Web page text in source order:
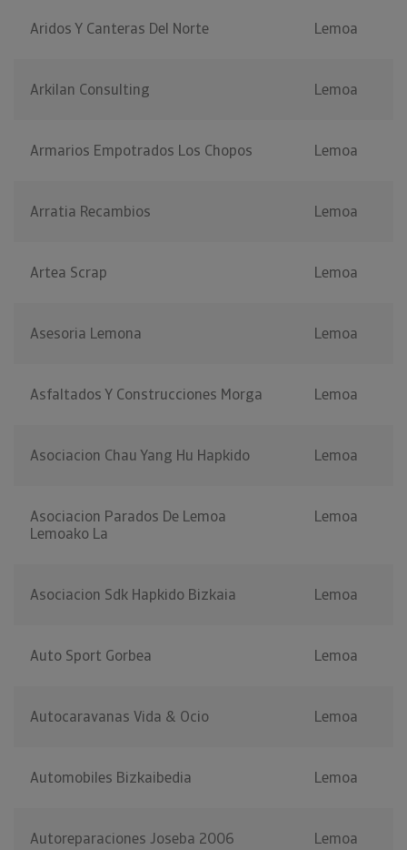
Aridos Y Canteras Del Norte Lemoa
Arkilan Consulting Lemoa
Armarios Empotrados Los Chopos Lemoa
Arratia Recambios Lemoa
Artea Scrap Lemoa
Asesoria Lemona Lemoa
Asfaltados Y Construcciones Morga Lemoa
Asociacion Chau Yang Hu Hapkido Lemoa
Asociacion Parados De Lemoa
Lemoako La
Lemoa
Asociacion Sdk Hapkido Bizkaia Lemoa
Auto Sport Gorbea Lemoa
Autocaravanas Vida & Ocio Lemoa
Automobiles Bizkaibedia Lemoa
Autoreparaciones Joseba 2006 Lemoa